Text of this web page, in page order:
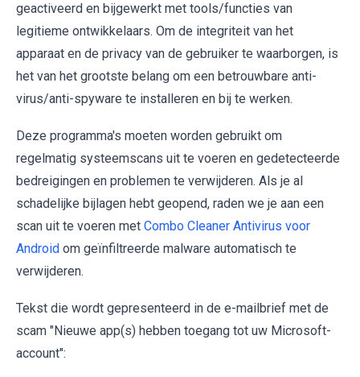
geactiveerd en bijgewerkt met tools/functies van
legitieme ontwikkelaars. Om de integriteit van het
apparaat en de privacy van de gebruiker te waarborgen, is
het van het grootste belang om een betrouwbare anti-
virus/anti-spyware te installeren en bij te werken.
Deze programma's moeten worden gebruikt om
regelmatig systeemscans uit te voeren en gedetecteerde
bedreigingen en problemen te verwijderen. Als je al
schadelijke bijlagen hebt geopend, raden we je aan een
scan uit te voeren met Combo Cleaner Antivirus voor
Android om geïnfiltreerde malware automatisch te
verwijderen.
Tekst die wordt gepresenteerd in de e-mailbrief met de
scam "Nieuwe app(s) hebben toegang tot uw Microsoft-
account":